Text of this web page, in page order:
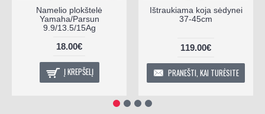
Namelio plokštelė
Yamaha/Parsun
9.9/13.5/15Ag
18.00€
Į KREPŠELĮ
Ištraukiama koja sėdynei
37-45cm
119.00€
PRANEŠTI, KAI TURĖSITE